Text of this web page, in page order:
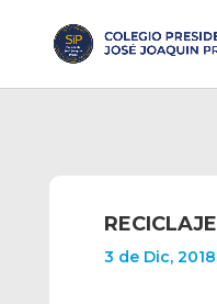
RECICLAJE
3 de Dic, 2018